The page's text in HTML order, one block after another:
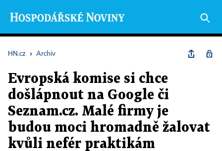
HN.cz › Archiv
Evropská komise si chce
došlápnout na Google či
Seznam.cz. Malé firmy je
budou moci hromadně žalovat
kvůli nefér praktikám